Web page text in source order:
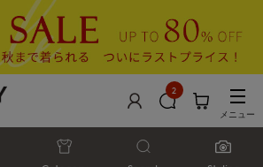
2
メニュー